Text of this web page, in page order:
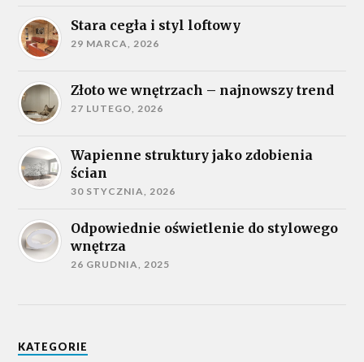
Stara cegła i styl loftowy
29 MARCA, 2026
Złoto we wnętrzach – najnowszy trend
27 LUTEGO, 2026
Wapienne struktury jako zdobienia
ścian
30 STYCZNIA, 2026
Odpowiednie oświetlenie do stylowego
wnętrza
26 GRUDNIA, 2025
KATEGORIE